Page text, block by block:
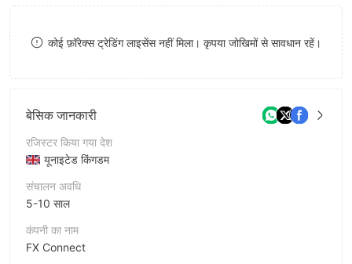
कोई फ़ॉरेक्स ट्रेडिंग लाइसेंस नहीं मिला। कृपया जोखिमों से सावधान रहें।
बेसिक जानकारी
रजिस्टर किया गया देश
यूनाइटेड किंगडम
संचालन अवधि
5-10 साल
कंपनी का नाम
FX Connect